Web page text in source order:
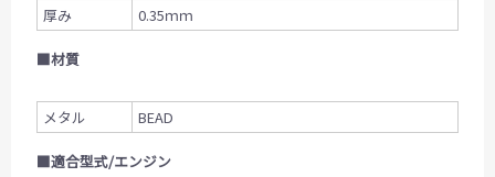
厚み 0.35ｍｍ
■材質
メタル BEAD
■適合型式/エンジン